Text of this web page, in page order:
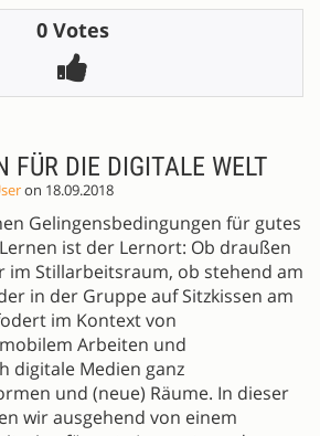
0 Votes
FÜR DIE DIGITALE WELT
on 18.09.2018
Gelingensbedingungen für gutes
ist der Lernort: Ob draußen
im Stillarbeitsraum, ob stehend am
in der Gruppe auf Sitzkissen am
im Kontext von
Arbeiten und
digitale Medien ganz
und (neue) Räume. In dieser
wir ausgehend von einem